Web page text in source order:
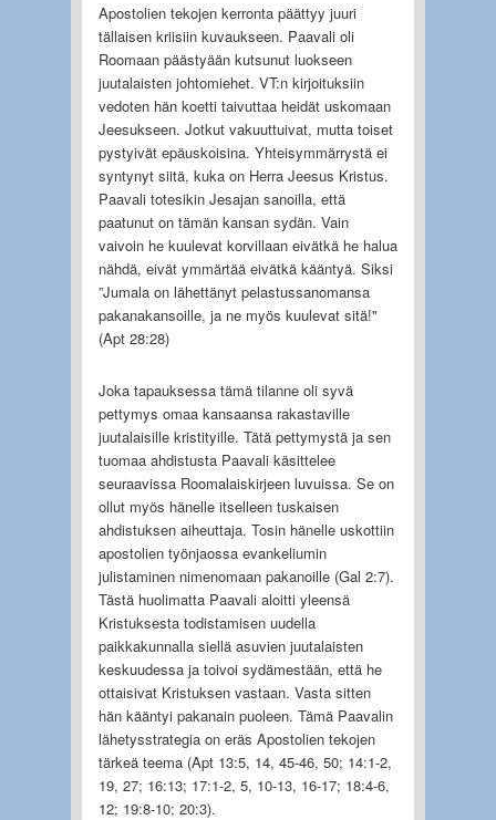
Apostolien tekojen kerronta päättyy juuri
tällaisen kriisiin kuvaukseen. Paavali oli
Roomaan päästyään kutsunut luokseen
juutalaisten johtomiehet. VT:n kirjoituksiin
vedoten hän koetti taivuttaa heidät uskomaan
Jeesukseen. Jotkut vakuuttuivat, mutta toiset
pystyivät epäuskoisina. Yhteisymmärrystä ei
syntynyt siitä, kuka on Herra Jeesus Kristus.
Paavali totesikin Jesajan sanoilla, että
paatunut on tämän kansan sydän. Vain
vaivoin he kuulevat korvillaan eivätkä he halua
nähdä, eivät ymmärtää eivätkä kääntyä. Siksi
”Jumala on lähettänyt pelastussanomansa
pakanakansoille, ja ne myös kuulevat sitä!"
(Apt 28:28)
Joka tapauksessa tämä tilanne oli syvä
pettymys omaa kansaansa rakastaville
juutalaisille kristityille. Tätä pettymystä ja sen
tuomaa ahdistusta Paavali käsittelee
seuraavissa Roomalaiskirjeen luvuissa. Se on
ollut myös hänelle itselleen tuskaisen
ahdistuksen aiheuttaja. Tosin hänelle uskottiin
apostolien työnjaossa evankeliumin
julistaminen nimenomaan pakanoille (Gal 2:7).
Tästä huolimatta Paavali aloitti yleensä
Kristuksesta todistamisen uudella
paikkakunnalla siellä asuvien juutalaisten
keskuudessa ja toivoi sydämestään, että he
ottaisivat Kristuksen vastaan. Vasta sitten
hän kääntyi pakanain puoleen. Tämä Paavalin
lähetysstrategia on eräs Apostolien tekojen
tärkeä teema (Apt 13:5, 14, 45-46, 50; 14:1-2,
19, 27; 16:13; 17:1-2, 5, 10-13, 16-17; 18:4-6,
12; 19:8-10; 20:3).